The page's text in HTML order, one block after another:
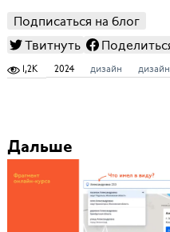
Подписаться на блог
Твитнуть
1,2K 2024 дизайн
Дальше